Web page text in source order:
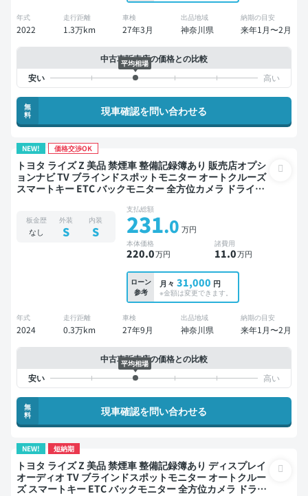
年式
2022
走行距離
1.3万km
車検
27年3月
出品地域
神奈川県
納期の目安
来年1月〜2月
中古車販売店の価格との比較
平均相場
無
料
現車確認を問い合わせる
NEW! 価格交渉OK
トヨタ ライズ Z 美品 禁煙車 整備記録簿あり 販売店オプシ
ョンナビ TV ブラインドスポットモニター オートクルーズ
スマートキー ETC バックモニター 全方位カメラ ドライブ
板金歴
なし
外装
S
内装
S
支払総額
231.0 万円
本体価格
220.0万円
諸費用
11.0万円
ローン
参考
月々 31,000 円
※金額は変更できます。
年式
2024
走行距離
0.3万km
車検
27年9月
出品地域
神奈川県
納期の目安
来年1月〜2月
中古車販売店の価格との比較
平均相場
無
料
現車確認を問い合わせる
NEW! 短納期
トヨタ ライズ Z 美品 禁煙車 整備記録簿あり ディスプレイ
オーディオ TV ブラインドスポットモニター オートクルー
ズ スマートキー ETC バックモニター 全方位カメラ ドライ